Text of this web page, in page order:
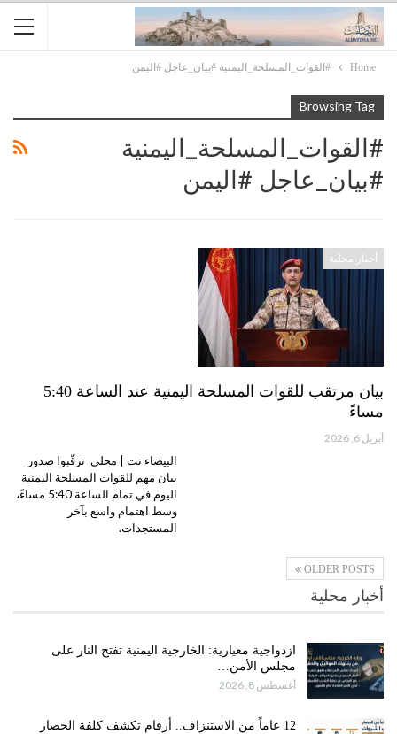
Home #القوات_المسلحة_اليمنية #بيان_عاجل #اليمن
Browsing Tag
#القوات_المسلحة_اليمنية
#بيان_عاجل #اليمن
أخبار محلية
بيان مرتقب للقوات المسلحة اليمنية عند الساعة 5:40
مساءً
أبريل 6, 2026
البيضاء نت | محلي ترقّبوا صدور
بيان مهم للقوات المسلحة اليمنية
اليوم في تمام الساعة 5:40 مساءً،
وسط اهتمام واسع بآخر
المستجدات.
OLDER POSTS
أخبار محلية
ازدواجية معيارية: الخارجية اليمنية تفتح النار على
مجلس الأمن…
أغسطس 8, 2026
12 عاماً من الاستنزاف.. أرقام تكشف كلفة الحصار